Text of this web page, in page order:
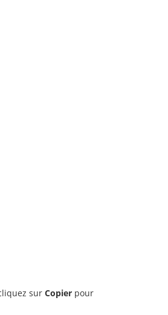
sur Copier pour